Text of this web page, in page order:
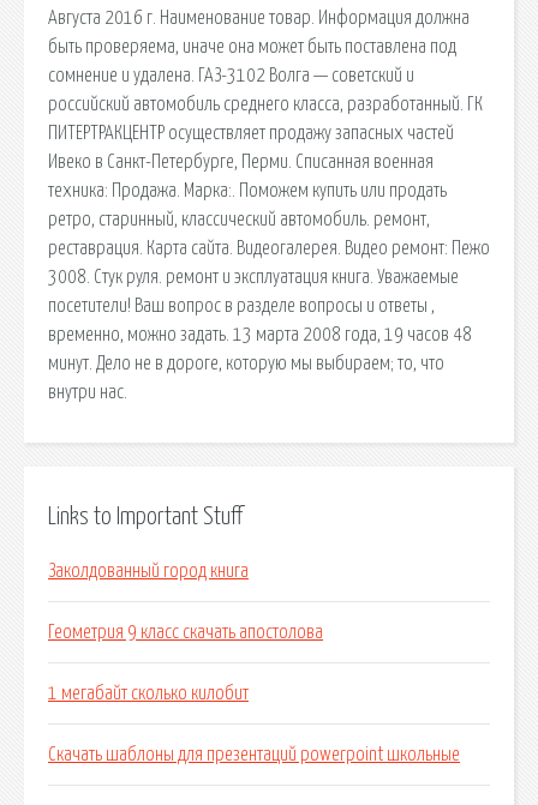
Августа 2016 г. Наименование товар. Информация должна
быть проверяема, иначе она может быть поставлена под
сомнение и удалена. ГАЗ-3102 Волга — советский и
российский автомобиль среднего класса, разработанный. ГК
ПИТЕРТРАКЦЕНТР осуществляет продажу запасных частей
Ивеко в Санкт-Петербурге, Перми. Списанная военная
техника: Продажа. Марка:. Поможем купить или продать
ретро, старинный, классический автомобиль. ремонт,
реставрация. Карта сайта. Видеогалерея. Видео ремонт: Пежо
3008. Стук руля. ремонт и эксплуатация книга. Уважаемые
посетители! Ваш вопрос в разделе вопросы и ответы ,
временно, можно задать. 13 марта 2008 года, 19 часов 48
минут. Дело не в дороге, которую мы выбираем; то, что
внутри нас.
Links to Important Stuff
Заколдованный город книга
Геометрия 9 класс скачать апостолова
1 мегабайт сколько килобит
Скачать шаблоны для презентаций powerpoint школьные